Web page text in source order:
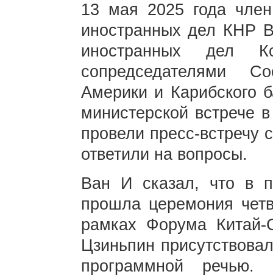
13 мая 2025 года
иностранных дел КНР
иностранных дел
сопредседателями
Америки и Карибского
министерской
провели пресс-встречу
ответили на вопросы.
Ван И сказал, что в
прошла церемония
рамках Форума
Цзиньпин
программной речью.